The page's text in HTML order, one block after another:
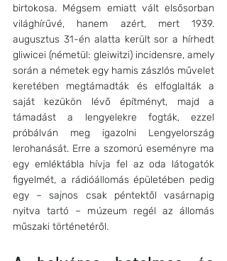
birtokosa. Mégsem emiatt vált elsősorban
világhírűvé, hanem azért, mert 1939.
augusztus 31-én alatta került sor a hírhedt
gliwicei (németül: gleiwitzi) incidensre, amely
során a németek egy hamis zászlós művelet
keretében megtámadták és elfoglalták a
saját kezükön lévő építményt, majd a
támadást a lengyelekre fogták, ezzel
próbálván meg igazolni Lengyelország
lerohanását. Erre a szomorú eseményre ma
egy emléktábla hívja fel az oda látogatók
figyelmét, a rádióállomás épületében pedig
egy – sajnos csak péntektől vasárnapig
nyitva tartó – múzeum regél az állomás
műszaki történetéről.